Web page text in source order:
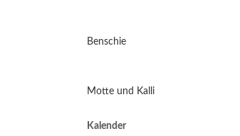
Benschie
Motte und Kalli
Kalender